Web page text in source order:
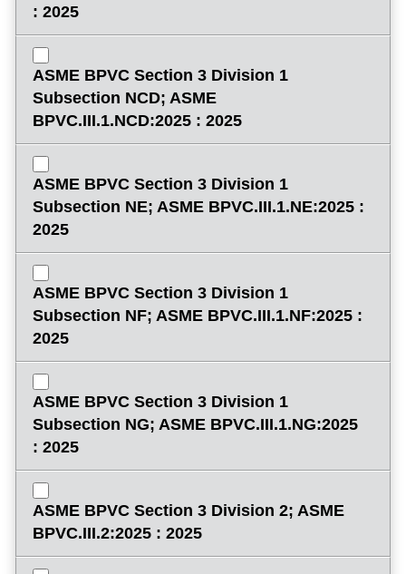
: 2025
ASME BPVC Section 3 Division 1
Subsection NCD; ASME
BPVC.III.1.NCD:2025 : 2025
ASME BPVC Section 3 Division 1
Subsection NE; ASME BPVC.III.1.NE:2025 :
2025
ASME BPVC Section 3 Division 1
Subsection NF; ASME BPVC.III.1.NF:2025 :
2025
ASME BPVC Section 3 Division 1
Subsection NG; ASME BPVC.III.1.NG:2025
: 2025
ASME BPVC Section 3 Division 2; ASME
BPVC.III.2:2025 : 2025